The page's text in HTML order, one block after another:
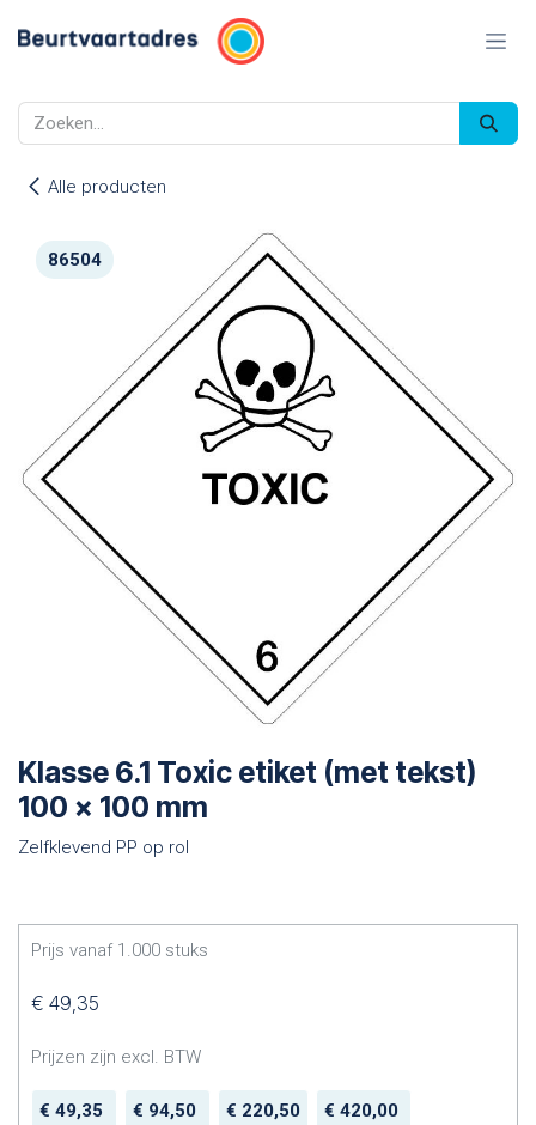
Alle producten
86504
Klasse 6.1 Toxic etiket (met tekst)
100 x 100 mm
Zelfklevend PP op rol
Prijs vanaf 1.000 stuks
€ 49,35
Prijzen zijn excl. BTW
€ 49,35 € 94,50 € 220,50 € 420,00